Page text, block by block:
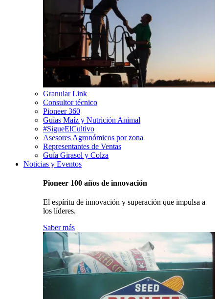
Granular Link
Consultor técnico
Pioneer 360
Guías Maíz y Nutrición Animal
#SigueElCultivo
Asesores Agronómicos por zona
Representantes de Ventas
Guía Girasol y Colza
Noticias y Eventos
Pioneer 100 años de innovación
El espíritu de innovación y superación que impulsa a
los líderes.
Saber más